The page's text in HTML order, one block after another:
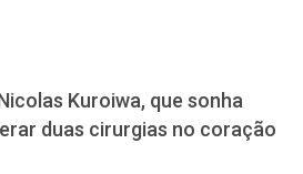
Kuroiwa, que sonha
duas cirurgias no coração